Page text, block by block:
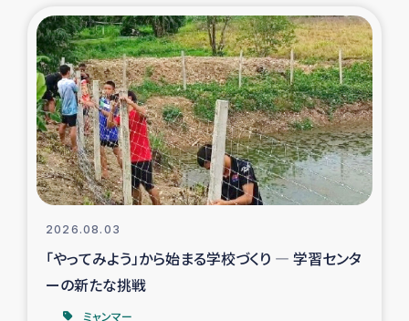
スリランカの南北女性をつなぐサリー・リサイクル・プロ
ジェクト
復興支援事業
民際教育事業
女性グループPIFWANITAによる食品加工事業
ガザ人道支援
令和6年能登半島地震 緊急支援
2026.08.03
「やってみよう」から始まる学校づくり ― 学習センタ
ーの新たな挑戦
ミャンマー